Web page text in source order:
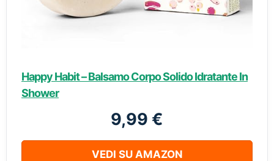
Happy Habit – Balsamo Corpo Solido Idratante In
Shower
9,99 €
VEDI SU AMAZON